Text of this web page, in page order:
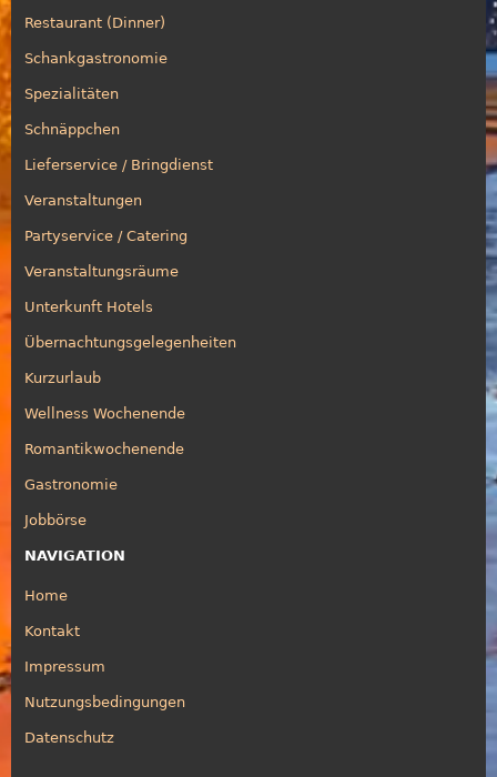
Restaurant (Dinner)
Schankgastronomie
Spezialitäten
Schnäppchen
Lieferservice / Bringdienst
Veranstaltungen
Partyservice / Catering
Veranstaltungsräume
Unterkunft Hotels
Übernachtungsgelegenheiten
Kurzurlaub
Wellness Wochenende
Romantikwochenende
Gastronomie
Jobbörse
NAVIGATION
Home
Kontakt
Impressum
Nutzungsbedingungen
Datenschutz